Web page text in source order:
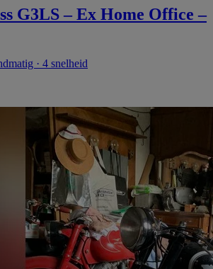
G3LS – Ex Home Office –
· 4 snelheid